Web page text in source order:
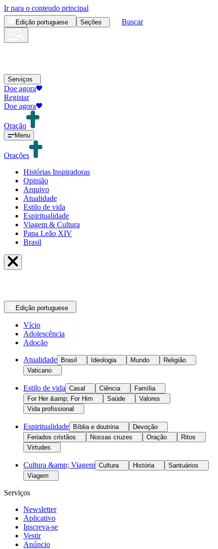
Ir para o conteudo principal
Edição portuguese Seções Buscar
Serviços
Doe agora
Registar
Doe agora
Oração
Menu
Orações
Histórias Inspiradoras
Opinião
Arquivo
Atualidade
Estilo de vida
Espiritualidade
Viagem & Cultura
Papa Leão XIV
Brasil
Edição portuguese
Vício
Adolescência
Adoção
Atualidade Brasil Ideologia Mundo
Religião
Vaticano
Estilo de vida Casal Ciência
Família
For Her &amp; For Him
Saúde
Valores
Vida profissional
Espiritualidade Bíblia e doutrina
Devoção
Feriados cristãos
Nossas cruzes Oração
Ritos
Virtudes
Cultura &amp; Viagem Cultura História
Santuários
Viagem
Serviços
Newsletter
Aplicativo
Inscreva-se
Vestir
Anúncio